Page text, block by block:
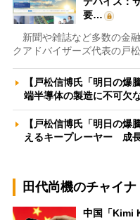
要…
新聞や雑誌など多数の金
クアドバイザーズ代表の戸
【戸松信博氏「明日の爆
端半導体の製造に不可欠
【戸松信博氏「明日の
えるキープレーヤー 成
田代尚機のチャイ
中国「Kimi